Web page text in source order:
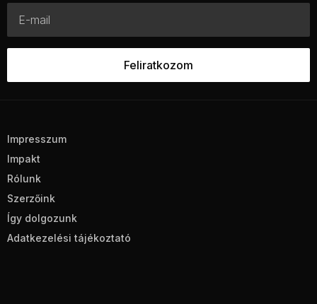
Impresszum
Impakt
Rólunk
Szerzőink
Így dolgozunk
Adatkezelési tájékoztató